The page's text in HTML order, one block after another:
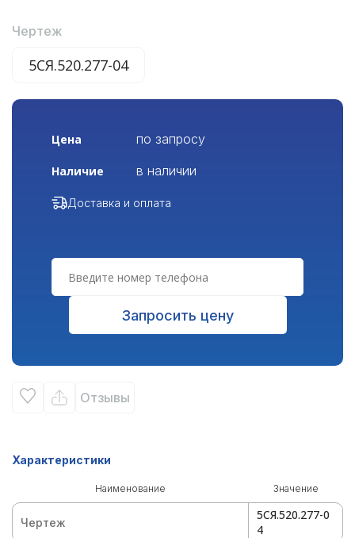
Чертеж
5СЯ.520.277-04
Цена по запросу
Наличие в наличии
Доставка и оплата
Запросить цену
Отзывы
Характеристики
Наименование Значение
Чертеж
5СЯ.520.277-0
4